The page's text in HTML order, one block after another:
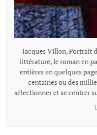
Jacques Villon, Portrait de J.L.B. Temporalité et écriture La littérature, le roman en particulier, peuvent raconter des vies entières en quelques pages et, même si l’auteur se donne des centaines ou des milliers de pages, il lui faudra choisir, sélectionner et se centrer sur certains moments qui lui semblent représentatifs ou nécessaires à son récit. Pour passer de l'un à l'autre de ces temps "racontés", la narration effectue un « saut » et il existe plusieurs façons de le concevoir et de l'articuler au récit, ces différentes options narratives, ces diverses façons de passer d'un temps à l'autre se distinguent notamment par leur rapport au tout, à la totalité de l'histoire, à sa suite temporelle complète. L’ellipse : maintien d’une chronologie lisible Ces sauts, quand ils sont faits en reliant entre eux les moments racontés, s'appellent des ellipses. L'ellipse omet, "saute" une portion de temps, d’action, mais elle le fait dans un cadre temporel qui reste globalement ordonné et repérable. Le texte fournit pour cela des indices (adverbes, dates, saisons, âges des personnages, données temporelles, un court résumé de ce qui s’est passé entretemps etc.) qui indiquent au lecteur la suppression d’un segment de l’histoire et lui permettent de situer mentalement l’ellipse dans une chronologie comme le « Quelques mois plus tard… » de Patrick Modiano dans Rue des boutiques obscures. Même quand l’ellipse est brutale : « Seize ans plus tard. » écrit Victor Hugo, elle sous-entend une temporalité repérable. Les différents moments du texte ainsi réunis par l’ellipse ne sont donc pas des fragments autonomes : ils restent des moments d’une même chaîne causale et chronologique séparés par un moment sous-entendu: le temps manquant existe dans l’histoire, il est évoqué, affirmé comme non raconté. Le lecteur perçoit une continuité partiellement énigmatique ou laissée dans l’ombre, mais encadrée et située clairement. L’ellipse ne fragmente donc pas le texte : elle est un outil qui permet de condenser le récit. Les fragments, des segments autonomes L'ellipse situe l'extrait par rapport à la totalité, au minimum par rapport à l'extrait précédent, comme un morceau d'un puzzle se présente en tant que partie d'un tout. Le fragment refuse cette référence, il se présente comme un tout séparé. Il laisse les moments absents totalement dans l’ombre, sans repère temporel pour les situer les uns par rapport aux autres, le récit n’est plus simplement discontinu, mais fragmenté. Le lien peut être fait, ou pas, par le lecteur, mais la totalité devient une référence floue, très allusive ou indirecte. Il n'y a plus de référence à une temporalité repérable que l'on pourrait reconstituer. Exemple d'écriture fragmentaire hors fiction dans Les Ombres errantes de Pascal Quignard, ouvrage composé d’une succession de fragments méditatifs. « Lire, c’est quitter le monde visible.Celui qui ouvre un livre se retire.Il abandonne le bruit commun pour une voix silencieuse.La lecture est une solitude partagée avec un mort. Dans les livres, les morts parlent aux vivants.La voix qui vient de la page n’appartient plus à personne.Elle a traversé le temps.C’est une parole sauvée de l’oubli. » Exemple dans la fiction dans Les Vagues de Virginia Woolf, ce roman est composé de monologues successifs de différents personnages, sans transition narrative. Chaque prise de parole forme un fragment autonome. Fragment 1 : monologue de Bernard« Les feuilles tombent ; les feuilles tombent sans cesse.J’erre dans les rues de Londres, inventant des histoires.Chaque visage que je croise devient le début d’un récit.Pourtant, au moment où je veux saisir ces histoires, elles s’évanouissent. »Fragment 2 qui enchaine : monologue de Susan« J’aime les champs humides et les odeurs de l’étable.Ici, la terre est solide sous mes pieds.Les villes me troublent ; leurs voix se croisent sans repos.Je préfère le rythme lent des saisons et le pas régulier des bêtes. » L'idée de fragment se retrouve à tous les niveaux du texte : Au niveau d'éléments temporels